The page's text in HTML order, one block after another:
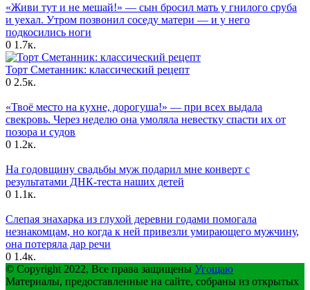
«Живи тут и не мешай!» — сын бросил мать у гнилого сруба
и уехал. Утром позвонил соседу матери — и у него
подкосились ноги
0 1.7к.
Торт Сметанник: классический рецепт
0 2.5к.
«Твоё место на кухне, дорогуша!» — при всех выдала
свекровь. Через неделю она умоляла невестку спасти их от
позора и судов
0 1.2к.
На годовщину свадьбы муж подарил мне конверт с
результатами ДНК-теста наших детей
0 1.1к.
Слепая знахарка из глухой деревни годами помогала
незнакомцам, но когда к ней привезли умирающего мужчину,
она потеряла дар речи
0 1.4к.
© Copyright 2022, Все права защищены Угощаю
Материалы, предоставленные на сайте, собраны из открытых